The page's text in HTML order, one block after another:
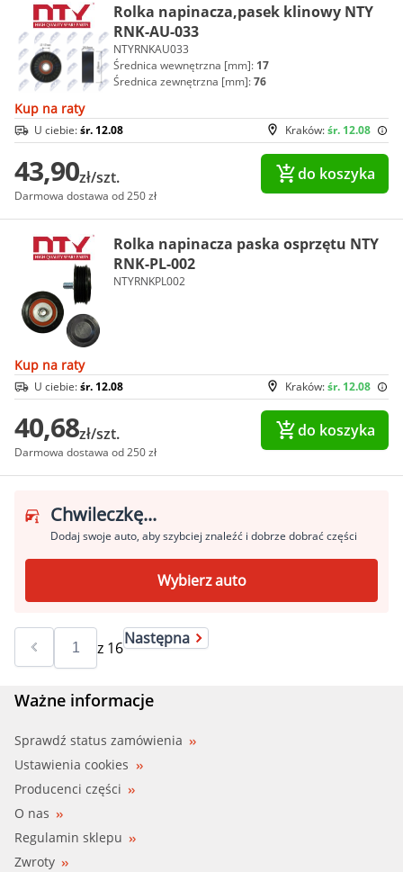
Rolka napinacza,pasek klinowy NTY
RNK-AU-033
NTYRNKAU033
Średnica wewnętrzna [mm]: 17
Średnica zewnętrzna [mm]:76
Kup na raty
Kraków:śr. 12.08
U ciebie:śr. 12.08
43,90zł/szt.
Darmowa dostawa od 250 zł
do koszyka
Rolka napinacza paska osprzętu NTY
RNK-PL-002
NTYRNKPL002
Kup na raty
Kraków:śr. 12.08
U ciebie:śr. 12.08
40,68zł/szt.
Darmowa dostawa od 250 zł
do koszyka
Chwileczkę...
Dodaj swoje auto, aby szybciej znaleźć i dobrze dobrać części
Wybierz auto
z 16Następna
Ważne informacje
Sprawdź status zamówienia
Ustawienia cookies
Producenci części
O nas
Regulamin sklepu
Zwroty